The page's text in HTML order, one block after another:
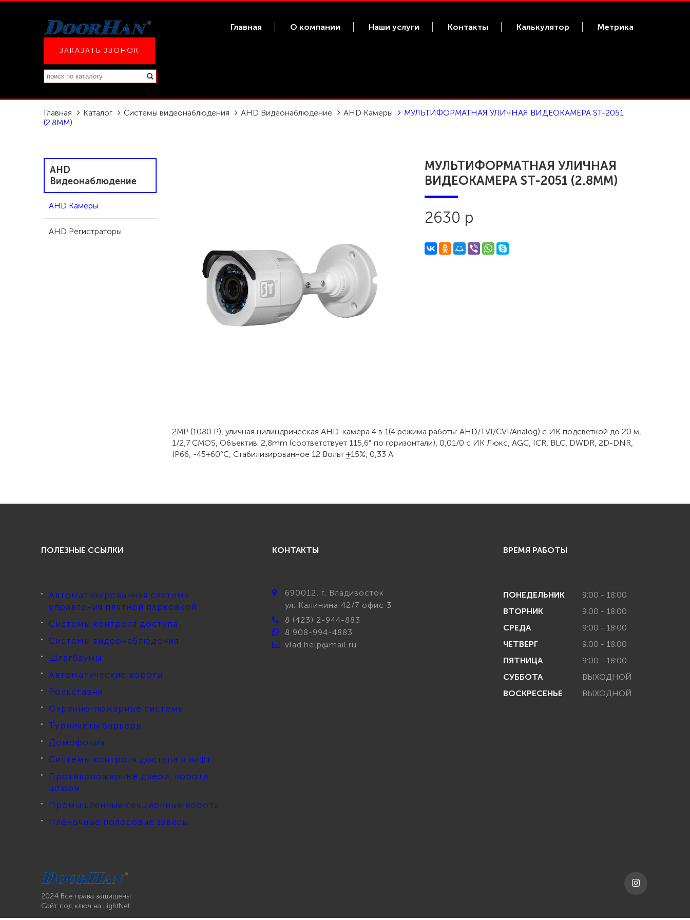
Главная О компании Наши услуги Контакты Калькулятор Метрика
ЗАКАЗАТЬ ЗВОНОК
Главная Каталог Системы видеонаблюдения AHD Видеонаблюдение AHD Камеры
МУЛЬТИФОРМАТНАЯ УЛИЧНАЯ ВИДЕОКАМЕРА ST-2051
(2.8MM)
AHD
Видеонаблюдение
AHD Камеры
AHD Регистраторы
МУЛЬТИФОРМАТНАЯ УЛИЧНАЯ
ВИДЕОКАМЕРА ST-2051 (2.8MM)
2630 р
2MP (1080 P), уличная цилиндрическая AHD-камера 4 в 1(4 режима работы: AHD/TVI/CVI/Analog) с ИК подсветкой до 20 м,
1/2,7 CMOS, Объектив: 2,8mm (соответствует 115,6° по горизонтали), 0,01/0 с ИК Люкс, AGC, ICR, BLC, DWDR, 2D-DNR,
IP66, -45+60°С, Стабилизированное 12 Вольт ±15%, 0,33 А
ПОЛЕЗНЫЕ ССЫЛКИ
Автоматизированная система
управления платной парковкой
Системы контроля доступа
Системы видеонаблюдения
Шлагбаумы
Автоматические ворота
Рольставни
Охранно-пожарные системы
Турникеты барьеры
Домофония
Системы контроля доступа в лифт
Противопожарные двери, ворота,
шторы
Промышленные секционные ворота
Пленочные полосовые завесы
КОНТАКТЫ
690012, г. Владивосток
ул. Калинина 42/7 офис 3
8 (423) 2-944-883
8 908-994-4883
vlad.help@mail.ru
ВРЕМЯ РАБОТЫ
ПОНЕДЕЛЬНИК
9:00 - 18:00
ВТОРНИК
9:00 - 18:00
СРЕДА
9:00 - 18:00
ЧЕТВЕРГ
9:00 - 18:00
ПЯТНИЦА
9:00 - 18:00
СУББОТА
ВЫХОДНОЙ
ВОСКРЕСЕНЬЕ
ВЫХОДНОЙ
2024 Все права защищены
Сайт под ключ на LightNet